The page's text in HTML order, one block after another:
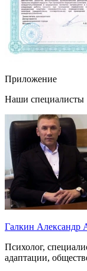
Приложение
Наши специалисты
Галкин Александр
Психолог,
адаптации,